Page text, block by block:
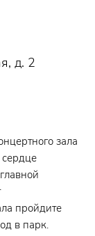
д. 2
зала
пройдите
в парк.